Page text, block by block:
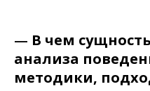
— В чем
анализа
методики,